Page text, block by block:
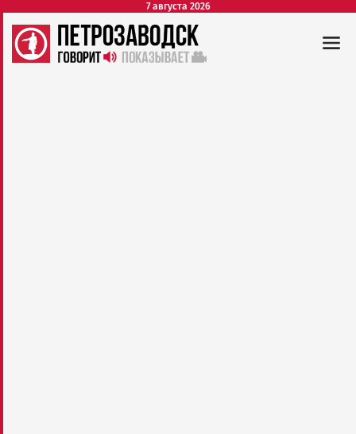
7 августа 2026